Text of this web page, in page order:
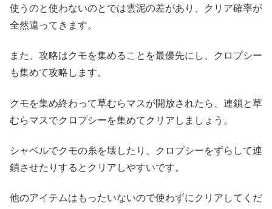
使うのと使わないのとでは雲泥の差があり、クリア確率が
全然違ってきます。
また、攻略はクモを集めることを最優先にし、クロプシー
も集めて攻略します。
クモを集め終わって草むらマスが開放されたら、連鎖と草
むらマスでクロプシーを集めてクリアしましょう。
シャベルでクモの糸を壊したり、クロプシーをずらして連
鎖させたりするとクリアしやすいです。
他のアイテムはもったいないので使わずにクリアしてくだ